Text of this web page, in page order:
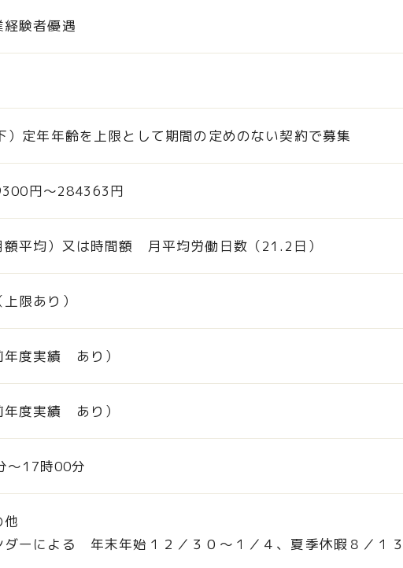
験者優遇
）定年年齢を上限として期間の定めのない契約で募集
円〜284363円
額平均）又は時間額 月平均労働日数（21.2日）
限あり）
度実績 あり）
度実績 あり）
～17時00分
他
ダーによる 年末年始１２／３０～１／４、夏季休暇８／１